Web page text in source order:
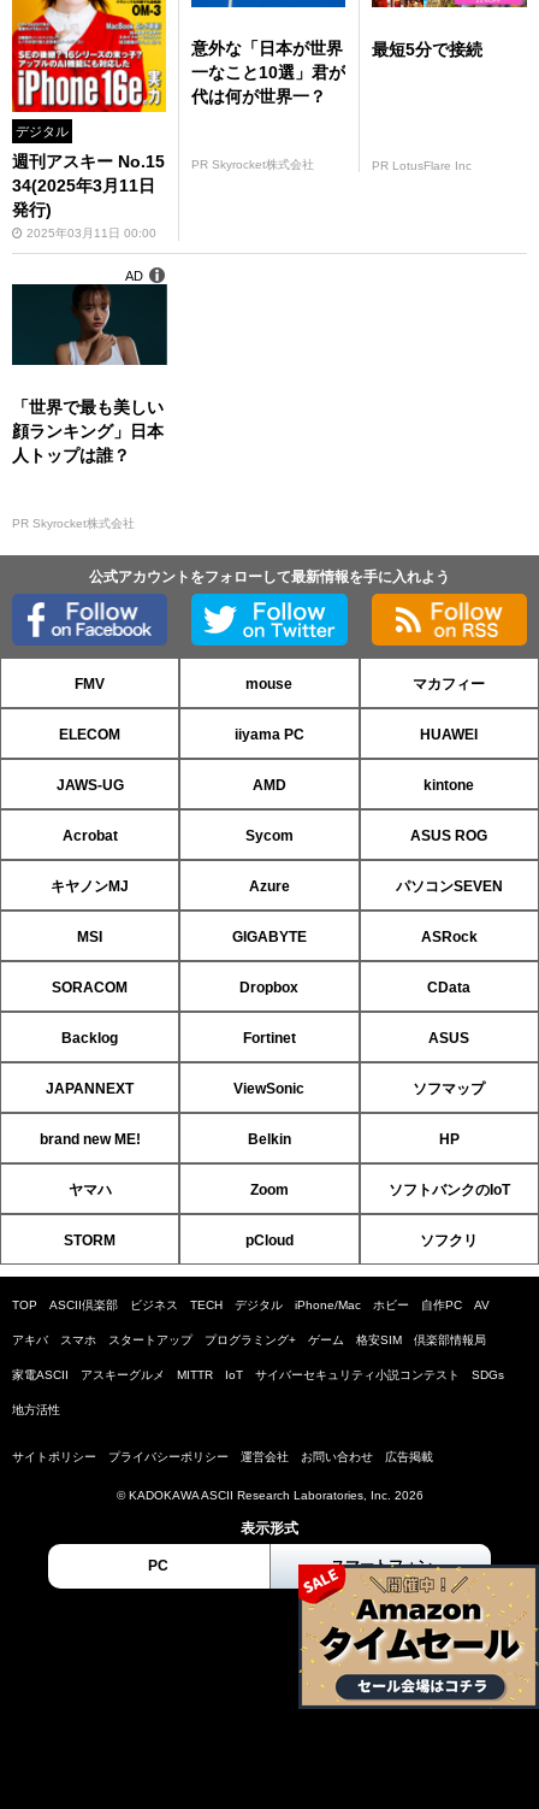
デジタル
週刊アスキー No.15
34(2025年3月11日
発行)
2025年03月11日 00:00
意外な「日本が世界
一なこと10選」君が
代は何が世界一？
PR Skyrocket株式会社
最短5分で接続
PR LotusFlare Inc
「世界で最も美しい
顔ランキング」日本
人トップは誰？
PR Skyrocket株式会社
AD
公式アカウントをフォローして最新情報を手に入れよう
FMV mouse マカフィー
ELECOM iiyama PC HUAWEI
JAWS-UG AMD kintone
Acrobat Sycom ASUS ROG
キヤノンMJ Azure パソコンSEVEN
MSI GIGABYTE ASRock
SORACOM Dropbox CData
Backlog Fortinet ASUS
JAPANNEXT ViewSonic ソフマップ
brand new ME! Belkin HP
ヤマハ Zoom ソフトバンクのIoT
STORM pCloud ソフクリ
TOP ASCII倶楽部 ビジネス TECH デジタル iPhone/Mac ホビー 自作PC AV
アキバ スマホ スタートアップ プログラミング+ ゲーム 格安SIM 倶楽部情報局
家電ASCII アスキーグルメ MITTR IoT サイバーセキュリティ小説コンテスト SDGs
地方活性
サイトポリシー プライバシーポリシー 運営会社 お問い合わせ 広告掲載
© KADOKAWA ASCII Research Laboratories, Inc. 2026
表示形式
PC スマートフォン